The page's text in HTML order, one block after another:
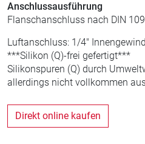
Anschlussausführung
Flanschanschluss nach DIN
Luftanschluss: 1/4"
***Silikon (Q)-frei gefertigt***
Silikonspuren (Q) durch
allerdings nicht vollkommen
Direkt online kaufen